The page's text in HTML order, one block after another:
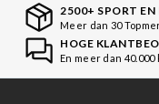
2500+ SPORT
Meer dan 30
HOGE
En meer dan